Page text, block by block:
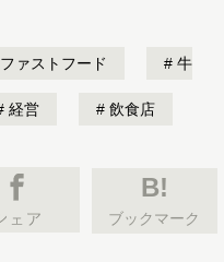
ファストフード 牛
経営 飲食店
B!
ブックマーク